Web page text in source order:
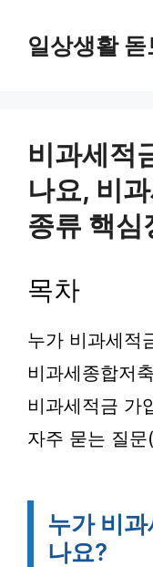
일상생활 돋
비과세적
나요, 비
종류 핵심
목차
누가 비과세적
비과세종합저
비과세적금 가
자주 묻는 질문
누가 비
나요?